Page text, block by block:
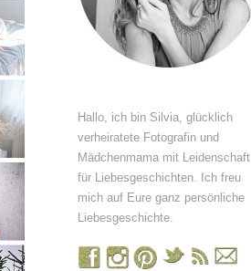
Hallo, ich bin Silvia, glücklich
verheiratete Fotografin und
Mädchenmama mit Leidenschaft
für Liebesgeschichten. Ich freu
mich auf Eure ganz persönliche
Liebesgeschichte.